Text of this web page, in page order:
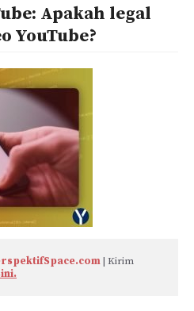
Apakah legal
YouTube?
| Kirim